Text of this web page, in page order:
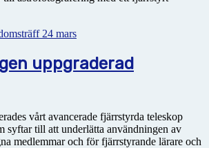
24 mars
uppgraderad
vårt avancerade fjärrstyrda teleskop
syftar till att underlätta användningen av
medlemmar och för fjärrstyrande lärare och